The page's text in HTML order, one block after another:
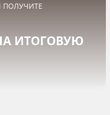
ПОЛУЧИТЕ
ИТОГОВУЮ